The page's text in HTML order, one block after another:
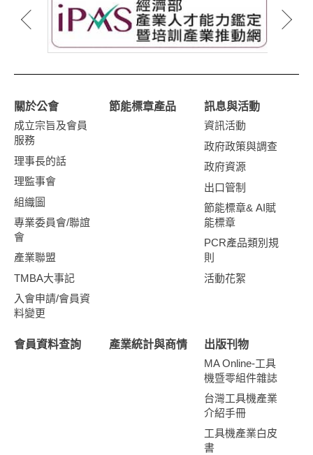
關鍵零組件進口金額為2,118萬美元，相較2026年3月
成長1.1%，較去年同(4)月大幅成長34%。 2026年1-
4月工具機關鍵零組進口累計進口金額為7,478萬美
關鍵零組件主要進口國來看，中國（含香港）、日
及⾺來⻄亞。相關數據請參考表7、表8 及圖4。 2026
年4月台灣工具機及關鍵零組件進出口速報：請下載
元，較2025年同期成長11.9%。2026年1-4月工具機
關鍵零組件主要出口國來看，中國（含香港）、美
國、日本、印度、義大利、南韓、荷蘭、德國、泰國
機關鍵零組件單月進口表現來看，2026年4月工具機
成長1.1%，較去年同(4)月大幅成長34%。 2026年1-
4月工具機關鍵零組進口累計進口金額為7,478萬美
關鍵零組件主要進口國來看，中國（含香港）、日
本、德國、美國、義大利、瑞士、英國、南韓、 越南
及⾺來⻄亞。相關數據請參考表7、表8 及圖4。 2026
年4月台灣工具機及關鍵零組件進出口速報：請下載
額為5,318萬美元，相較2026年2月進口成長
105.6%；金屬成型工具機2026年3月進口金額約為
1,354萬美元，較2026年2月大幅成長241.1%。
較2025年同期成長7.5%。其中，金屬切削工具機進口
屬成型工具機進口累計金額為2,402萬美元，較去年同
期微幅減少1%。2026年1-3月工具機進口前十大國家
士、南韓、泰國、奧地利、義大利、美國及法國。相
關數據請參考表3、表4及圖2。 工具機關鍵零組件包
含工作物夾持器、分度頭或其他工具機特殊配件、金
屬切削工具機零件及附件、金屬成型工具機零件及附
出口表現來看，2026年3月工具機關鍵零組出口金額
為1.33億美元，相較2026年2月份成長17.7%，較去
年同(3)月成長1.8%。2026年1-3月工具機關鍵零組出
口累計出口金額約為3.75億美元，較2025年同期成長
來看，中國（含香港）、美國、日本、印度、義大
利、南韓、荷蘭、德國、泰國及土耳其。相關數據請
表現來看，2026年3月工具機關鍵零組件進口金額為
2,096萬美元，相較2026年2月成長41.6%，較去年同
累計進口金額為5,358萬美元，較2025年同期增加
21%。2026年1-3月工具機關鍵零組件主要進口國來
看，中國（含香港）、日本、德國、美國、義大利、
瑞士、英國、南韓、 越南及⾺來⻄亞。相關數據請參
國、印度、越南、土耳其、泰國、德國、馬來西亞、
荷蘭及日本。相關數據請參考表1、表 2 及圖 1。
2026年3月工具機進口金額為6,672萬美元，相較
長25.2%。其中，金屬切削工具機2026年3月進口金
105.6%；金屬成型工具機2026年3月進口金額約為
1,354萬美元，較2026年2月大幅成長241.1%。
較2025年同期成長7.5%。其中，金屬切削工具機進口
累計金額約為1.23億美元，較去年同期成長9.4%，金
屬成型工具機進口累計金額為2,402萬美元，較去年同
期微幅減少1%。2026年1-3月工具機進口前十大國家
依進口金額排序為日本、中國(含香港) 、德國、瑞
士、南韓、泰國、奧地利、義大利、美國及法國。相
含工作物夾持器、分度頭或其他工具機特殊配件、金
屬切削工具機零件及附件、金屬成型工具機零件及附
件、滾珠螺桿、線性滑軌。 從工具機關鍵零組件單月
出口表現來看，2026年3月工具機關鍵零組出口金額
為1.33億美元，相較2026年2月份成長17.7%，較去
年同(3)月成長1.8%。2026年1-3月工具機關鍵零組出
口累計出口金額約為3.75億美元，較2025年同期成長
11.9%。2026年1-3月工具機關鍵零組件主要出口國
來看，中國（含香港）、美國、日本、印度、義大
利、南韓、荷蘭、德國、泰國及土耳其。相關數據請
表現來看，2026年3月工具機關鍵零組件進口金額為
2,096萬美元，相較2026年2月成長41.6%，較去年同
關於公會
成立宗旨及會員
服務
理事長的話
理監事會
組織圖
專業委員會/聯誼
會
產業聯盟
TMBA大事記
入會申請/會員資
料變更
節能標章產品
訊息與活動
資訊活動
政府政策與調查
政府資源
出口管制
節能標章& AI賦
能標章
PCR產品類別規
則
活動花絮
會員資料查詢 產業統計與商情
出版刊物
MA Online-工具
機暨零組件雜誌
台灣工具機產業
介紹手冊
工具機產業白皮
書